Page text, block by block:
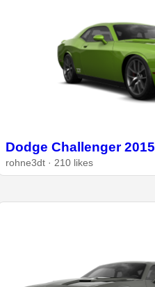
Dodge Challenger 2015
rohne3dt · 210 likes